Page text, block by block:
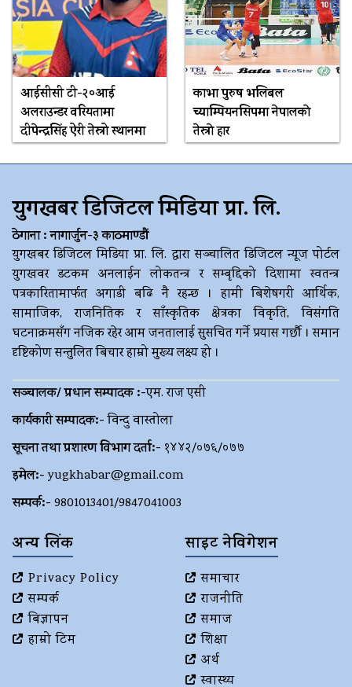
आईसीसी टी-२०आई
अलराउन्डर वरियतामा
दीपेन्द्रसिंह ऐरी तेस्रो स्थानमा
काभा पुरुष भलिबल
च्याम्पियनसिपमा नेपालकाे
तेस्राे हार
युगखबर डिजिटल मिडिया प्रा. लि.
ठेगाना : नागार्जुन-३ काठमाण्डौं
युगखबर डिजिटल मिडिया प्रा. लि. द्धारा सञ्चालित डिजिटल न्यूज पोर्टल
युगखवर डटकम अनलाईन लोकतन्त्र र सम्बृद्दिको दिशामा स्वतन्त्र
पत्रकारितामार्फत अगाडी बढि नै रहन्छ । हामी बिशेषगरी आर्थिक,
सामाजिक, राजनितिक र साँस्कृतिक क्षेत्रका विकृति, विसंगति
घटनाक्रमसँग नजिक रहेर आम जनतालाई सुसचित गर्ने प्रयास गर्छौ । समान
दृष्टिकोण सन्तुलित बिचार हाम्रो मुख्य लक्ष्य हो ।
सञ्चालक/ प्रधान सम्पादक :-एम. राज एसी
कार्यकारी सम्पादक:-विन्दु वास्तोला
सूचना तथा प्रशारण विभाग दर्ता:- १४४२/०७६/०७७
इमेल:- yugkhabar@gmail.com
सम्पर्क:- 9801013401/9847041003
अन्य लिंक
Privacy Policy
सम्पर्क
बिज्ञापन
हाम्रो टिम
साइट नेविगेशन
समाचार
राजनीति
समाज
शिक्षा
अर्थ
स्वास्थ्य